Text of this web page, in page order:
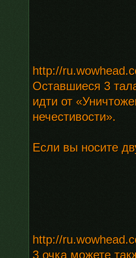
http://
Оставшиеся 3
идти от
нечестивости».
Если вы носите
http://
3 очка можете